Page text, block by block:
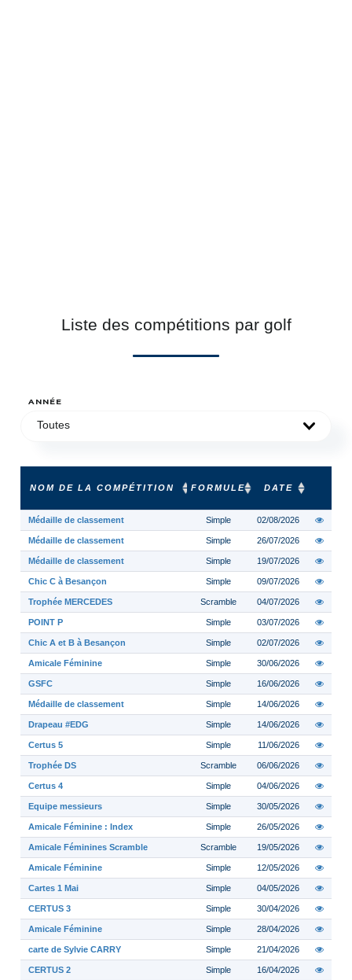
Liste des compétitions par golf
ANNÉE
Toutes
NOM DE LA COMPÉTITION FORMULE DATE
Médaille de classement Simple 02/08/2026
Médaille de classement Simple 26/07/2026
Médaille de classement Simple 19/07/2026
Chic C à Besançon Simple 09/07/2026
Trophée MERCEDES Scramble 04/07/2026
POINT P Simple 03/07/2026
Chic A et B à Besançon Simple 02/07/2026
Amicale Féminine Simple 30/06/2026
GSFC Simple 16/06/2026
Médaille de classement Simple 14/06/2026
Drapeau #EDG Simple 14/06/2026
Certus 5 Simple 11/06/2026
Trophée DS Scramble 06/06/2026
Certus 4 Simple 04/06/2026
Equipe messieurs Simple 30/05/2026
Amicale Féminine : Index Simple 26/05/2026
Amicale Féminines Scramble Scramble 19/05/2026
Amicale Féminine Simple 12/05/2026
Cartes 1 Mai Simple 04/05/2026
CERTUS 3 Simple 30/04/2026
Amicale Féminine Simple 28/04/2026
carte de Sylvie CARRY Simple 21/04/2026
CERTUS 2 Simple 16/04/2026